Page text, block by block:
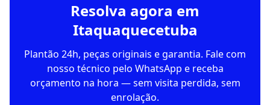
Resolva agora em
Itaquaquecetuba
Plantão 24h, peças originais e garantia. Fale com
nosso técnico pelo WhatsApp e receba
orçamento na hora — sem visita perdida, sem
enrolação.